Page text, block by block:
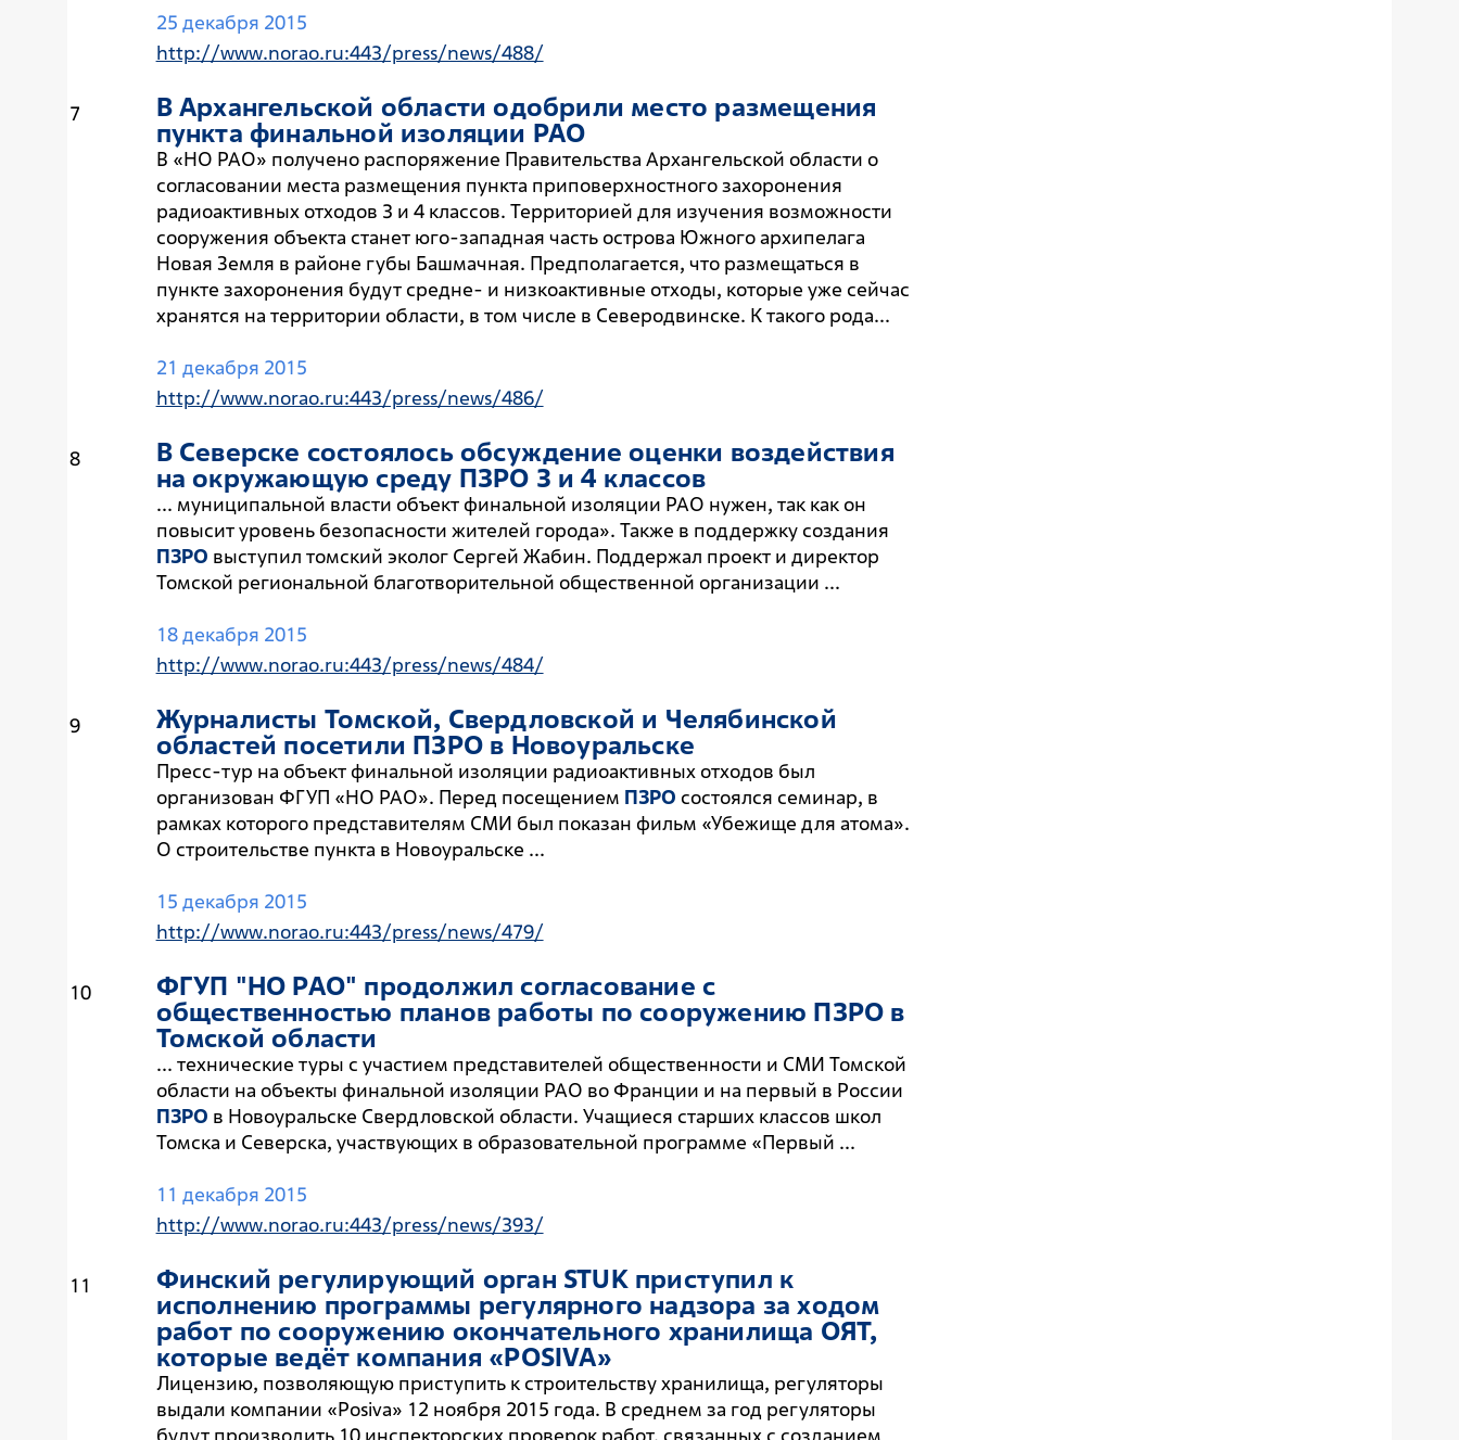
25 декабря 2015
http://www.norao.ru:443/press/news/488/
7 В Архангельской области одобрили место размещения
пункта финальной изоляции РАО
В «НО РАО» получено распоряжение Правительства Архангельской области о
согласовании места размещения пункта приповерхностного захоронения
радиоактивных отходов 3 и 4 классов. Территорией для изучения возможности
сооружения объекта станет юго-западная часть острова Южного архипелага
Новая Земля в районе губы Башмачная. Предполагается, что размещаться в
пункте захоронения будут средне- и низкоактивные отходы, которые уже сейчас
хранятся на территории области, в том числе в Северодвинске. К такого рода...
21 декабря 2015
http://www.norao.ru:443/press/news/486/
8 В Северске состоялось обсуждение оценки воздействия
на окружающую среду ПЗРО 3 и 4 классов
... муниципальной власти объект финальной изоляции РАО нужен, так как он
повысит уровень безопасности жителей города». Также в поддержку создания
ПЗРО выступил томский эколог Сергей Жабин. Поддержал проект и директор
Томской региональной благотворительной общественной организации ...
18 декабря 2015
http://www.norao.ru:443/press/news/484/
9 Журналисты Томской, Свердловской и Челябинской
областей посетили ПЗРОв Новоуральске
Пресс-тур на объект финальной изоляции радиоактивных отходов был
организован ФГУП «НО РАО». Перед посещением ПЗРО состоялся семинар, в
рамках которого представителям СМИ был показан фильм «Убежище для атома».
О строительстве пункта в Новоуральске ...
15 декабря 2015
http://www.norao.ru:443/press/news/479/
10 ФГУП "НО РАО" продолжил согласование с
общественностью планов работы по сооружению ПЗРО в
Томской области
... технические туры с участием представителей общественности и СМИ Томской
области на объекты финальной изоляции РАО во Франции и на первый в России
ПЗРО в Новоуральске Свердловской области. Учащиеся старших классов школ
Томска и Северска, участвующих в образовательной программе «Первый ...
11 декабря 2015
http://www.norao.ru:443/press/news/393/
11 Финский регулирующий орган STUK приступил к
исполнению программы регулярного надзора за ходом
работ по сооружению окончательного хранилища ОЯТ,
которые ведёт компания «POSIVA»
Лицензию, позволяющую приступить к строительству хранилища, регуляторы
выдали компании «Posiva» 12 ноября 2015 года. В среднем за год регуляторы